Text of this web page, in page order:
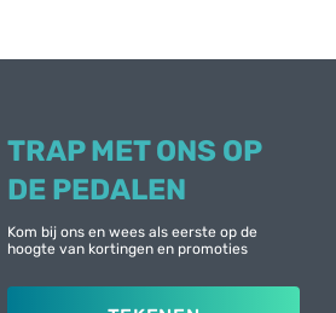
TRAP MET ONS OP
DE PEDALEN
Kom bij ons en wees als eerste op de
hoogte van kortingen en promoties